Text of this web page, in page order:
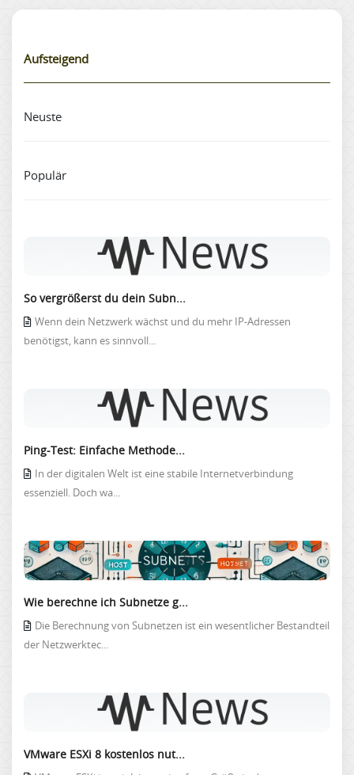
Aufsteigend
Neuste
Populär
So vergrößerst du dein Subn...
Wenn dein Netzwerk wächst und du mehr IP-Adressen
benötigst, kann es sinnvoll...
Ping-Test: Einfache Methode...
In der digitalen Welt ist eine stabile Internetverbindung
essenziell. Doch wa...
Wie berechne ich Subnetze g...
Die Berechnung von Subnetzen ist ein wesentlicher Bestandteil
der Netzwerktec...
VMware ESXi 8 kostenlos nut...